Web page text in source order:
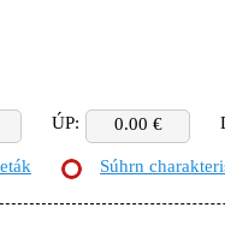
ÚP: 0.00 €
Súhrn